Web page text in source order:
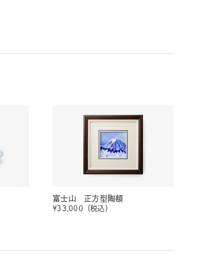
富士山 正方型陶額
¥33,000 （税込）